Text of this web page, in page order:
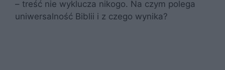
– treść nie wyklucza nikogo. Na czym polega
uniwersalność Biblii i z czego wynika?